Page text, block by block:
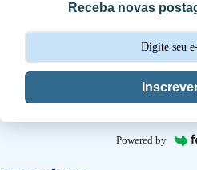
s
Receba novas
Powered by